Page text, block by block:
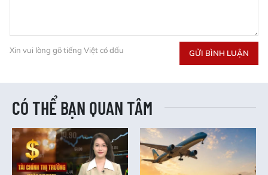
Xin vui lòng gõ tiếng Việt có dấu GỬI BÌNH LUẬN
CÓ THỂ BẠN QUAN TÂM